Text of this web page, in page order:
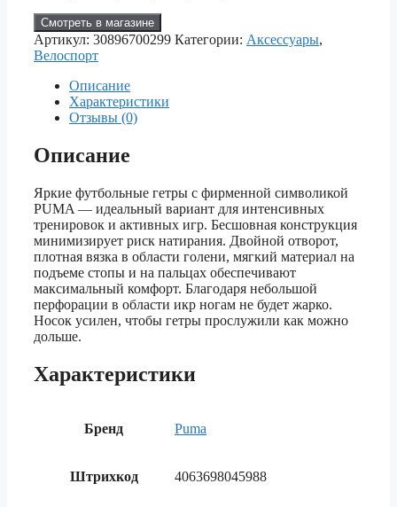
Смотреть в магазине
Артикул: 30896700299 Категории: Аксессуары,
Велоспорт
Описание
Характеристики
Отзывы (0)
Описание
Яркие футбольные гетры с фирменной символикой
PUMA — идеальный вариант для интенсивных
тренировок и активных игр. Бесшовная конструкция
минимизирует риск натирания. Двойной отворот,
плотная вязка в области голени, мягкий материал на
подъеме стопы и на пальцах обеспечивают
максимальный комфорт. Благодаря небольшой
перфорации в области икр ногам не будет жарко.
Носок усилен, чтобы гетры прослужили как можно
дольше.
Характеристики
Бренд Puma
Штрихкод 4063698045988